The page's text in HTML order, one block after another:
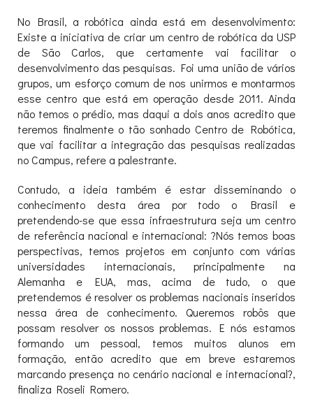
No Brasil, a robótica ainda está em desenvolvimento:
Existe a iniciativa de criar um centro de robótica da USP
de São Carlos, que certamente vai facilitar o
desenvolvimento das pesquisas. Foi uma união de vários
grupos, um esforço comum de nos unirmos e montarmos
esse centro que está em operação desde 2011. Ainda
não temos o prédio, mas daqui a dois anos acredito que
teremos finalmente o tão sonhado Centro de Robótica,
que vai facilitar a integração das pesquisas realizadas
no Campus, refere a palestrante.
Contudo, a ideia também é estar disseminando o
conhecimento desta área por todo o Brasil e
pretendendo-se que essa infraestrutura seja um centro
de referência nacional e internacional: ?Nós temos boas
perspectivas, temos projetos em conjunto com várias
universidades internacionais, principalmente na
Alemanha e EUA, mas, acima de tudo, o que
pretendemos é resolver os problemas nacionais inseridos
nessa área de conhecimento. Queremos robôs que
possam resolver os nossos problemas. E nós estamos
formando um pessoal, temos muitos alunos em
formação, então acredito que em breve estaremos
marcando presença no cenário nacional e internacional?,
finaliza Roseli Romero.